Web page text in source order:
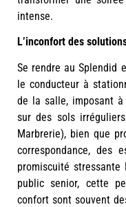
intense.
L’inconfort des
Se rendre au Splendid
le conducteur à
de la salle, imposant
sur des sols
Marbrerie), bien que
correspondance, des
promiscuité
public senior, cette
confort sont souvent